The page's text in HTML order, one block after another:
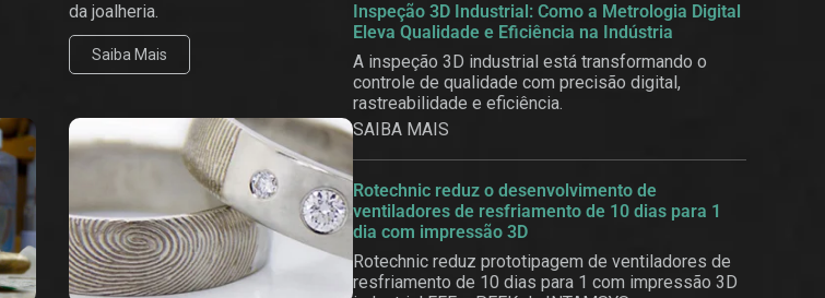
da joalheria.
Saiba Mais
Inspeção 3D Industrial: Como a Metrologia Digital
Eleva Qualidade e Eficiência na Indústria
A inspeção 3D industrial está transformando o
controle de qualidade com precisão digital,
rastreabilidade e eficiência.
SAIBA MAIS
Rotechnic reduz o desenvolvimento de
ventiladores de resfriamento de 10 dias para 1
dia com impressão 3D
Rotechnic reduz prototipagem de ventiladores de
resfriamento de 10 dias para 1 com impressão 3D